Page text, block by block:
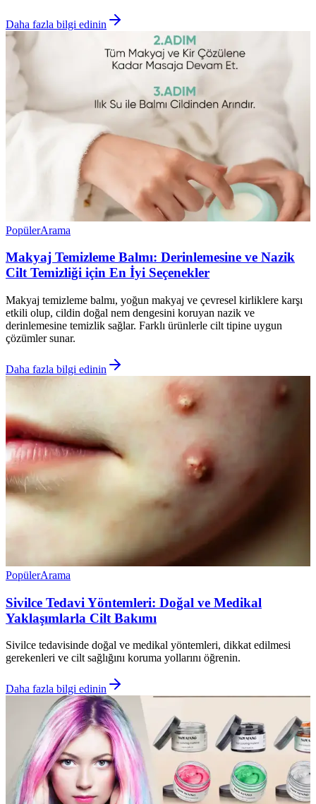
Daha fazla bilgi edinin
PopülerArama
Makyaj Temizleme Balmı: Derinlemesine ve Nazik
Cilt Temizliği için En İyi Seçenekler
Makyaj temizleme balmı, yoğun makyaj ve çevresel kirliklere karşı
etkili olup, cildin doğal nem dengesini koruyan nazik ve
derinlemesine temizlik sağlar. Farklı ürünlerle cilt tipine uygun
çözümler sunar.
Daha fazla bilgi edinin
PopülerArama
Sivilce Tedavi Yöntemleri: Doğal ve Medikal
Yaklaşımlarla Cilt Bakımı
Sivilce tedavisinde doğal ve medikal yöntemleri, dikkat edilmesi
gerekenleri ve cilt sağlığını koruma yollarını öğrenin.
Daha fazla bilgi edinin